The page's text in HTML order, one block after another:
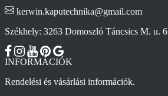
kerwin.kaputechnika@gmail.com
Székhely: 3263 Domoszló Táncsics M. u. 6
INFORMÁCIÓK
Rendelési és vásárlási információk.